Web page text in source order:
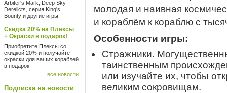
Arbiter's Mark, Deep Sky
Derelicts, серия King's
Bounty и другие игры
Скидка 20% на Плексы
+ Окраски в подарок!
Приобретите Плексы со
скидкой 20% и получайте
окраски для ваших кораблей
в подарок!
все новости
Подписка на новости
молодая и наивная
и кораблём к кораблю с
Особенности игры:
Стражники.
таинственным
или изучайте их, чтобы
великим сокровищам.